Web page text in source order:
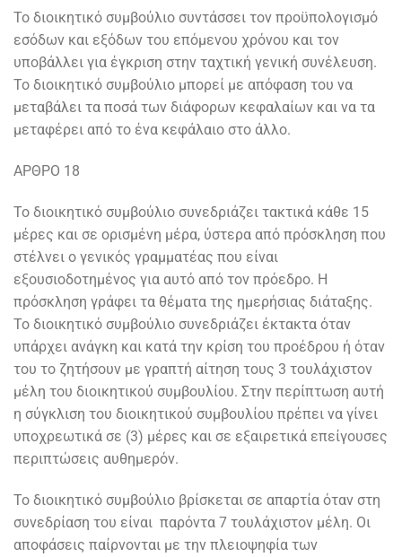
Το διοικητικό συμβούλιο συντάσσει τον προϋπολογισμό
εσόδων και εξόδων του επόμενου χρόνου και τον
υποβάλλει για έγκριση στην ταχτική γενική συνέλευση.
Το διοικητικό συμβούλιο μπορεί με απόφαση του να
μεταβάλει τα ποσά των διάφορων κεφαλαίων και να τα
μεταφέρει από το ένα κεφάλαιο στο άλλο.
ΑΡΘΡΟ 18
Το διοικητικό συμβούλιο συνεδριάζει τακτικά κάθε 15
μέρες και σε ορισμένη μέρα, ύστερα από πρόσκληση που
στέλνει ο γενικός γραμματέας που είναι
εξουσιοδοτημένος για αυτό από τον πρόεδρο. Η
πρόσκληση γράφει τα θέματα της ημερήσιας διάταξης.
Το διοικητικό συμβούλιο συνεδριάζει έκτακτα όταν
υπάρχει ανάγκη και κατά την κρίση του προέδρου ή όταν
του το ζητήσουν με γραπτή αίτηση τους 3 τουλάχιστον
μέλη του διοικητικού συμβουλίου. Στην περίπτωση αυτή
η σύγκλιση του διοικητικού συμβουλίου πρέπει να γίνει
υποχρεωτικά σε (3) μέρες και σε εξαιρετικά επείγουσες
περιπτώσεις αυθημερόν.
Το διοικητικό συμβούλιο βρίσκεται σε απαρτία όταν στη
συνεδρίαση του είναι παρόντα 7 τουλάχιστον μέλη. Οι
αποφάσεις παίρνονται με την πλειοψηφία των